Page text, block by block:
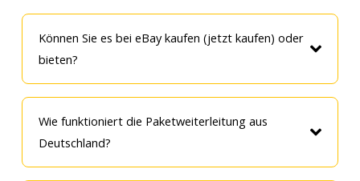
Können Sie es bei eBay kaufen (jetzt kaufen) oder
bieten?
Wie funktioniert die Paketweiterleitung aus
Deutschland?